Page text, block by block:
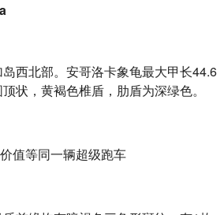
西北部。安哥洛卡象龟最大甲长44.6
状，黄褐色椎盾，肋盾为深绿色。